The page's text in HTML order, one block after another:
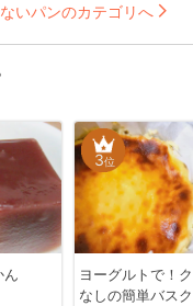
いパンのカテゴリへ
3位
ヨーグルトで！
なしの簡単バス